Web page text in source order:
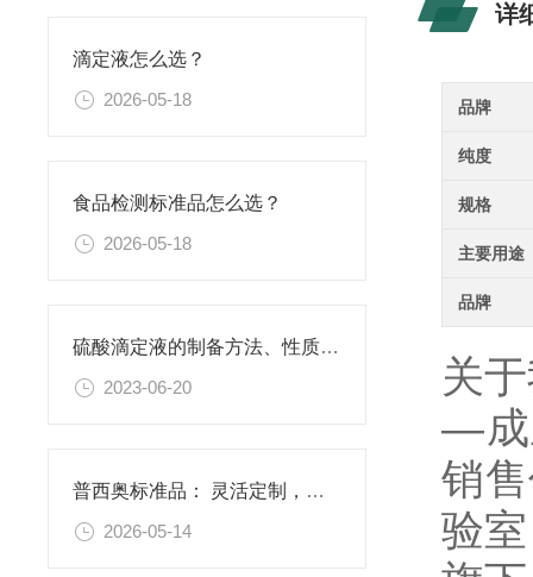
滴定液怎么选？
2026-05-18
食品检测标准品怎么选？
2026-05-18
硫酸滴定液的制备方法、性质、使用注意事项以及应用领域
2023-06-20
普西奥标准品： 灵活定制，满足特殊需求
2026-05-14
详
品牌
纯度
规格
主要用途
品牌
关
—成
销
验